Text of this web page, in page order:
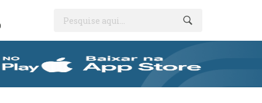
Pesquise aqui...